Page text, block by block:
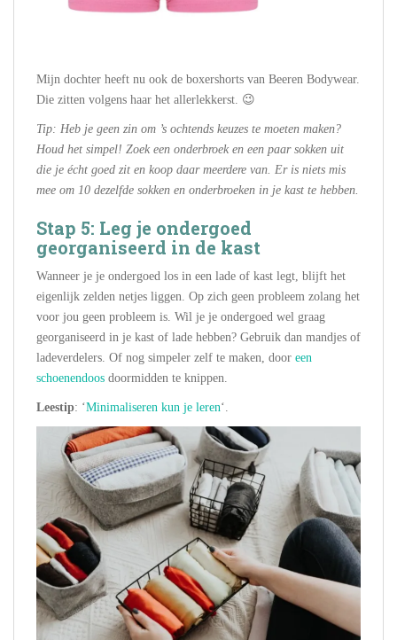
Mijn dochter heeft nu ook de boxershorts van Beeren Bodywear.
Die zitten volgens haar het allerlekkerst. 😉
Tip: Heb je geen zin om ’s ochtends keuzes te moeten maken?
Houd het simpel! Zoek een onderbroek en een paar sokken uit
die je écht goed zit en koop daar meerdere van. Er is niets mis
mee om 10 dezelfde sokken en onderbroeken in je kast te hebben.
Stap 5: Leg je ondergoed
georganiseerd in de kast
Wanneer je je ondergoed los in een lade of kast legt, blijft het
eigenlijk zelden netjes liggen. Op zich geen probleem zolang het
voor jou geen probleem is. Wil je je ondergoed wel graag
georganiseerd in je kast of lade hebben? Gebruik dan mandjes of
ladeverdelers. Of nog simpeler zelf te maken, door een
schoenendoos doormidden te knippen.
Leestip: ‘Minimaliseren kun je leren‘.